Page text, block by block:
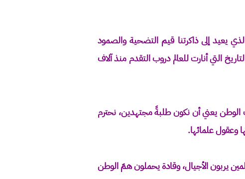
يعيد إلى ذاكرتنا قيم التضحية والصمود
التي أنارت للعالم دروب التقدم منذ آلاف
الوطن يعني أن نكون طلبةً مجتهدين، نحترم
وعقول علمائها.
يربون الأجيال، وقادة يحملون همّ الوطن